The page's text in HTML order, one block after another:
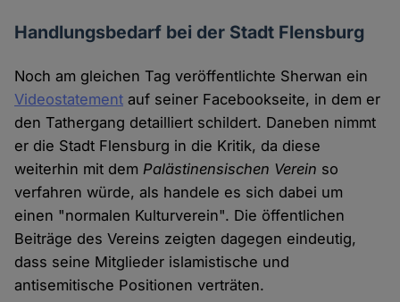
Handlungsbedarf bei der Stadt Flensburg
Noch am gleichen Tag veröffentlichte Sherwan ein
Videostatement auf seiner Facebookseite, in dem er
den Tathergang detailliert schildert. Daneben nimmt
er die Stadt Flensburg in die Kritik, da diese
weiterhin mit demPalästinensischen Verein so
verfahren würde, als handele es sich dabei um
einen "normalen Kulturverein". Die öffentlichen
Beiträge des Vereins zeigten dagegen eindeutig,
dass seine Mitglieder islamistische und
antisemitische Positionen verträten.